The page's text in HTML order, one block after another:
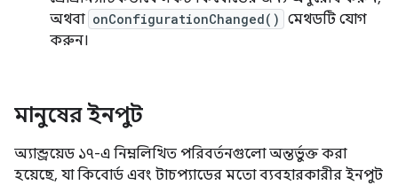
অথবা onConfigurationChanged() মেথডটি যোগ
করুন।
মানুষের ইনপুট
অ্যান্ড্রয়েড ১৭-এ নিম্নলিখিত পরিবর্তনগুলো অন্তর্ভুক্ত করা
হয়েছে, যা কিবোর্ড এবং টাচপ্যাডের মতো ব্যবহারকারীর ইনপুট